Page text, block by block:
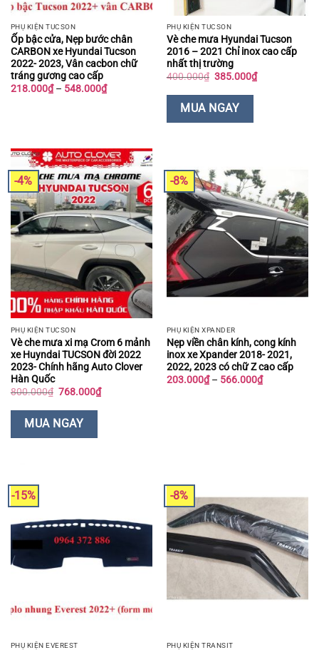
PHỤ KIỆN TUCSON
Ốp bậc cửa, Nẹp bước chân
CARBON xe Hyundai Tucson
2022- 2023, Vân cacbon chữ
tráng gương cao cấp
218.000₫ – 548.000₫Khoảng
giá:
PHỤ KIỆN TUCSON
Vè che mưa Hyundai Tucson
2016 – 2021 Chỉ inox cao cấp
nhất thị trường
400.000₫ Giá
là:
400.000₫.
385.000₫Giá
hiện
MUA NGAY
-4%
PHỤ KIỆN TUCSON
Vè che mưa xi mạ Crom 6 mảnh
xe Huyndai TUCSON đời 2022
2023- Chính hãng Auto Clover
Hàn Quốc
800.000₫ Giá
là:
800.000₫.
768.000₫Giá
hiện
MUA NGAY
-8%
PHỤ KIỆN XPANDER
Nẹp viền chân kính, cong kính
inox xe Xpander 2018- 2021,
2022, 2023 có chữ Z cao cấp
203.000₫ – 566.000₫Khoảng
giá:
-15%
PHỤ KIỆN EVEREST
-8%
PHỤ KIỆN TRANSIT